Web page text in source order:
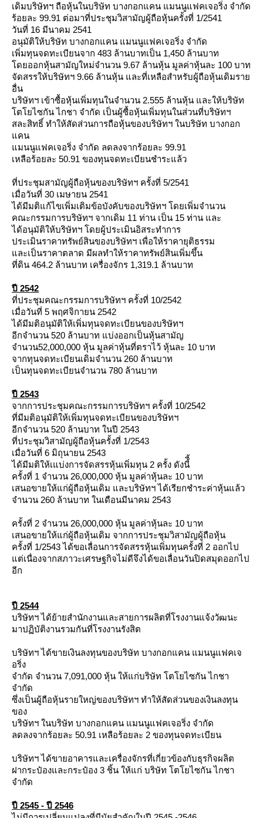
เดิมบริษัทฯ ถือหุ้นในบริษัท บางกอกแคน แมนนูแฟคเจอริ่ง จำกัด
ร้อยละ 99.91 ต่อมาที่ประชุมวิสามัญผู้ถือหุ้นครั้งที่ 1/2541
วันที่ 16 มีนาคม 2541
อนุมัติให้บริษัท บางกอกแคน แมนนูแฟคเจอริ่ง จำกัด
เพิ่มทุนจดทะเบียนจาก 483 ล้านบาทเป็น 1,450 ล้านบาท
ดยออกหุ้นสามัญใหม่จำนวน 9.67 ล้านหุ้น มูลค่าหุ้นละ 100 บาท
จัดสรรให้บริษัทฯ 9.66 ล้านหุ้น และที่เหลือสำหรับผู้ถือหุ้นเดิมรา
อื่น
บริษัทฯ เข้าซื้อหุ้นเพิ่มทุนในจำนวน 2.555 ล้านหุ้น และให้บริษัท
ตโยไซกัน ไกชา จำกัด เป็นผู้ซื้อหุ้นเพิ่มทุนในส่วนที่บริษัทฯ
สละสิทธิ์ ทำให้สัดส่วนการถือหุ้นของบริษัทฯ ในบริษัท บางกอก
คน
มนนูแฟคเจอริ่ง จำกัด ลดลงจากร้อยละ 99.91
เหลือร้อยละ 50.91 ของทุนจดทะเบียนชำระแล้ว
ที่ประชุมสามัญผู้ถือหุ้นของบริษัทฯ ครั้งที่ 5/2541
เมื่อวันที่ 30 เมษายน 2541
ได้มีมติแก้ไขเพิ่มเติมข้อบังคับของบริษัทฯ โดยเพิ่มจำนวน
คณะกรรมการบริษัทฯ จากเดิม 11 ท่าน เป็น 15 ท่าน และ
ได้อนุมัติให้บริษัทฯ โดยผู้ประเมินอิสระทำการ
ประเมินราคาทรัพย์สินของบริษัทฯ เพื่อให้ราคายุติธรรม
ละเป็นราคาตลาด มีผลทำให้ราคาทรัพย์สินเพิ่มขึ้น
ที่ดิน 464.2 ล้านบาท เครื่องจักร 1,319.1 ล้านบาท
ปี 2542
ที่ประชุมคณะกรรมการบริษัทฯ ครั้งที่ 10/2542
เมื่อวันที่ 5 พฤศจิกายน 2542
ได้มีมติอนุมัติให้เพิ่มทุนจดทะเบียนของบริษัทฯ
อีกจำนวน 520 ล้านบาท แบ่งออกเป็นหุ้นสามัญ
จำนวน52,000,000 หุ้น มูลค่าหุ้นที่ตราไว้ หุ้นละ 10 บาท
จากทุนจดทะเบียนเดิมจำนวน 260 ล้านบาท
เป็นทุนจดทะเบียนจำนวน 780 ล้านบาท
ปี 2543
จากการประชุมคณะกรรมการบริษัทฯ ครั้งที่ 10/2542
ที่มีมติอนุมัติให้เพิ่มทุนจดทะเบียนของบริษัทฯ
อีกจำนวน 520 ล้านบาท ในปี 2543
ที่ประชุมวิสามัญผู้ถือหุ้นครั้งที่ 1/2543
เมื่อวันที่ 6 มิถุนายน 2543
ได้มีมติให้เแบ่งการจัดสรรหุ้นเพิ่มทุน 2 ครั้ง ดังนี้ี้
ครั้งที่ 1 จำนวน 26,000,000 หุ้น มูลค่าหุ้นละ 10 บาท
เสนอขายให้แก่ผู้ถือหุ้นเดิม และบริษัทฯ ได้เรียกชำระค่าหุ้นแล้ว
จำนวน 260 ล้านบาท ในเดือนมีนาคม 2543
ครั้งที่ 2 จำนวน 26,000,000 หุ้น มูลค่าหุ้นละ 10 บาท
เสนอขายให้แก่ผู้ถือหุ้นเดิม จากการประชุมวิสามัญผู้ถือหุ้น
ครั้งที่ 1/2543 ได้ขอเลื่อนการจัดสรรหุ้นเพิ่มทุนครั้งที่ 2 ออกไป
ต่เนื่องจากสภาวะเศรษฐกิจไม่ดีจึงได้ขอเลื่อนวันปิดสมุดออกไป
อีก
ปี 2544
บริษัทฯ ได้ย้ายสำนักงานและสายการผลิตที่โรงงานแจ้งวัฒนะ
มาปฏิบัติงานรวมกันที่โรงงานรังสิต
บริษัทฯ ได้ขายเงินลงทุนของบริษัท บางกอกแคน แมนนูแฟคเจ
อริ่ง
จำกัด จำนวน 7,091,000 หุ้น ให้แก่บริษัท โตโยไซกัน ไกชา
จำกัด
ซึ่งเป็นผู้ถือหุ้นรายใหญ่ของบริษัทฯ ทำให้สัดส่วนของเงินลงทุน
ของ
บริษัทฯ ในบริษัท บางกอกแคน แมนนูแฟคเจอริ่ง จำกัด
ลดลงจากร้อยละ 50.91 เหลือร้อยละ 2 ของทุนจดทะเบียน
บริษัทฯ ได้ขายอาคารและเครื่องจักรที่เกี่ยวข้องกับธุรกิจผลิต
ฝากระป๋องและกระป๋อง 3 ชิ้น ให้แก่ บริษัท โตโยไซกัน ไกชา
จำกัด
ปี 2545 - ปี 2546